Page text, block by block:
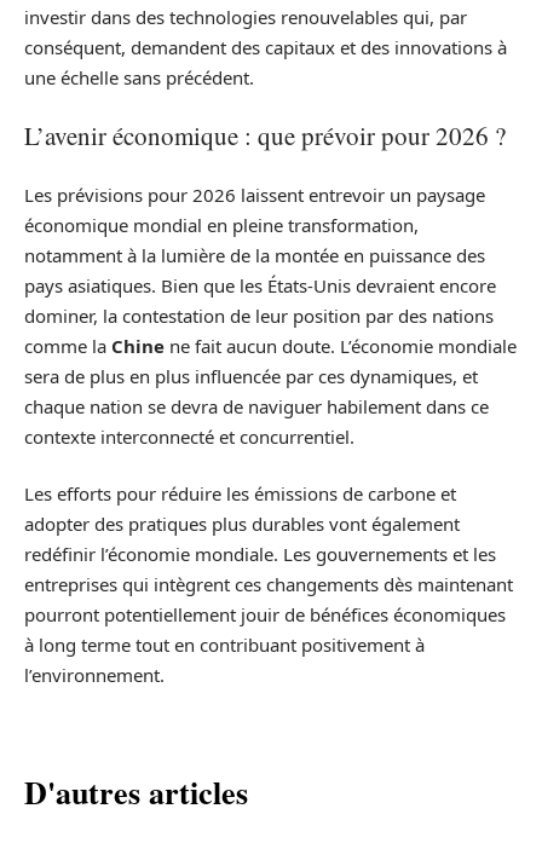
investir dans des technologies renouvelables qui, par
conséquent, demandent des capitaux et des innovations à
une échelle sans précédent.
L’avenir économique : que prévoir pour 2026 ?
Les prévisions pour 2026 laissent entrevoir un paysage
économique mondial en pleine transformation,
notamment à la lumière de la montée en puissance des
pays asiatiques. Bien que les États-Unis devraient encore
dominer, la contestation de leur position par des nations
comme la Chine ne fait aucun doute. L’économie mondiale
sera de plus en plus influencée par ces dynamiques, et
chaque nation se devra de naviguer habilement dans ce
contexte interconnecté et concurrentiel.
Les efforts pour réduire les émissions de carbone et
adopter des pratiques plus durables vont également
redéfinir l’économie mondiale. Les gouvernements et les
entreprises qui intègrent ces changements dès maintenant
pourront potentiellement jouir de bénéfices économiques
à long terme tout en contribuant positivement à
l’environnement.
D'autres articles